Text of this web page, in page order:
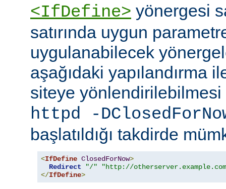
<IfDefine> yönergesi
satırında uygun
uygulanabilecek
aşağıdaki yapılandırma
siteye
httpd -
başlatıldığı takdirde
<IfDefine ClosedForNow>
Redirect
"/"
"http://
</IfDefine>